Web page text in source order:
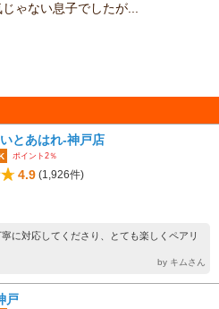
ゃない息子でしたが...
とあはれ-神戸店
ポイント2％
4.9 (1,926件)
に対応してくださり、とても楽しくペアリ
by キムさん
戸